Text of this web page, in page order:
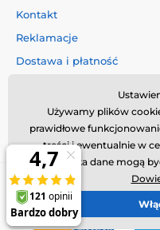
Kontakt
Reklamacje
Dostawa i płatność
RegulaminUżywamy plików
prawidłowe
treści i ewentualnie w
użytkownika dane mogą